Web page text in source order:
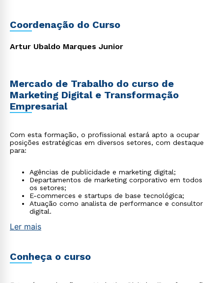
Coordenação do Curso
Artur Ubaldo Marques Junior
Mercado de Trabalho do curso de
Marketing Digital e Transformação
Empresarial
Com esta formação, o profissional estará apto a ocupar
posições estratégicas em diversos setores, com destaque
para:
Agências de publicidade e marketing digital;
Departamentos de marketing corporativo em todos
os setores;
E-commerces e startups de base tecnológica;
Atuação como analista de performance e consultor
digital.
Ler mais
Conheça o curso